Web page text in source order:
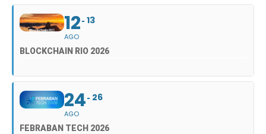
12
AGO
13
BLOCKCHAIN RIO 2026
24
AGO
26
FEBRABAN TECH 2026